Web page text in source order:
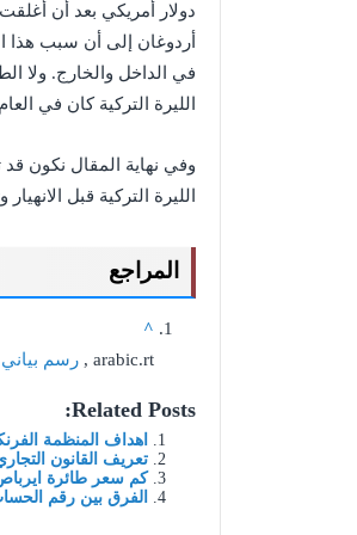
أردوغان إلى أن سبب هذا
في الداخل والخارج. ولا
الليرة التركية كان في العام الفائت 7.43
وفي نهاية المقال نكون قد
الليرة التركية قبل
المراجع
^
arabic.rt ,
رسم بياني
Related Posts:
اهداف المنظمة
تعريف القانون
كم سعر طائرة ايرباص 320 مقارنة بغيرها من
الفرق بين رقم